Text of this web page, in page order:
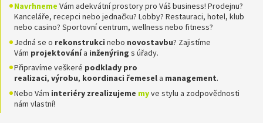
Navrhneme Vám adekvátní prostory pro Váš business! Prodejnu?
Kanceláře, recepci nebo jednačku? Lobby? Restauraci, hotel, klub
nebo casino? Sportovní centrum, wellness nebo fitness?
Jedná se o rekonstrukci nebo novostavbu? Zajistíme
Vám projektovánía inženýring s úřady.
Připravíme veškeré podklady pro
realizaci, výrobu, koordinaci řemesela management.
Nebo Vám interiéry zrealizujeme myve stylu a zodpovědnosti
nám vlastní!